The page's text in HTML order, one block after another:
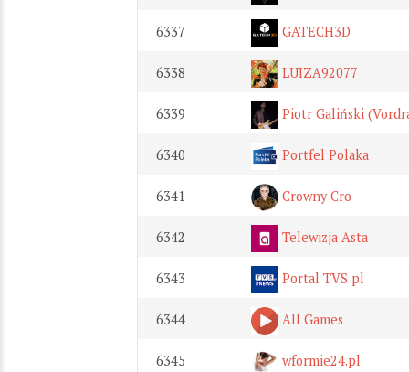
6337 GATECH3D
6338 LUIZA92077
6339 Piotr Galiński
6340 Portfel Polaka
6341 Crowny Cro
6342 Telewizja Asta
6343 Portal TVS pl
6344 All Games
6345 wformie24.pl